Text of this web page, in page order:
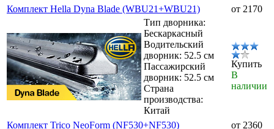
Комплект Hella Dyna Blade (WBU21+WBU21)
от 2170
Тип дворника:
Бескаркасный
Водительский
дворник: 52.5 см
Пассажирский
дворник: 52.5 см
Страна
производства:
Китай
Купить
В
наличии
Комплект Trico NeoForm (NF530+NF530) от 2360